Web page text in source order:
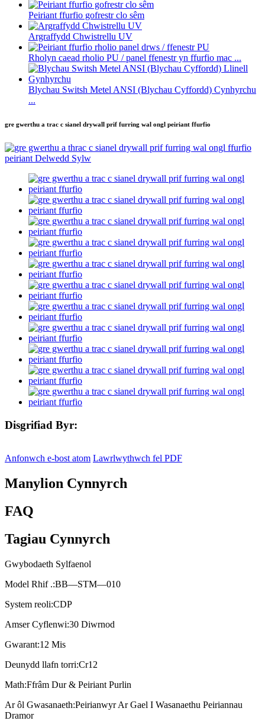
Peiriant ffurfio gofrestr clo sêm
Argraffydd Chwistrellu UV
Rholyn caead rholio PU / panel ffenestr yn ffurfio mac ...
Blychau Switsh Metel ANSI (Blychau Cyffordd) Cynhyrchu
...
gre gwerthu a trac c sianel drywall prif furring wal ongl peiriant ffurfio
Disgrifiad Byr:
Anfonwch e-bost atom Lawrlwythwch fel PDF
Manylion Cynnyrch
FAQ
Tagiau Cynnyrch
Gwybodaeth Sylfaenol
Model Rhif .:BB—STM—010
System reoli:CDP
Amser Cyflenwi:30 Diwrnod
Gwarant:12 Mis
Deunydd llafn torri:Cr12
Math:Ffrâm Dur & Peiriant Purlin
Ar ôl Gwasanaeth:Peirianwyr Ar Gael I Wasanaethu Peiriannau
Dramor